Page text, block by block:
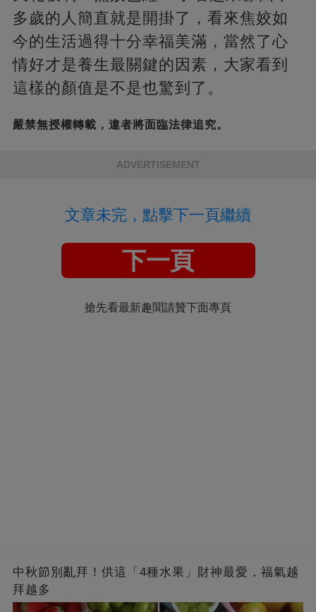
多歲的人簡直就是開掛了，看來焦姣如
今的生活過得十分幸福美滿，當然了心
情好才是養生最關鍵的因素，大家看到
這樣的顏值是不是也驚到了。
嚴禁無授權轉載，違者將面臨法律追究。
ADVERTISEMENT
文章未完，點擊下一頁繼續
下一頁
搶先看最新趣聞請贊下面專頁
中秋節別亂拜！供這「4種水果」財神最愛，福氣越
拜越多